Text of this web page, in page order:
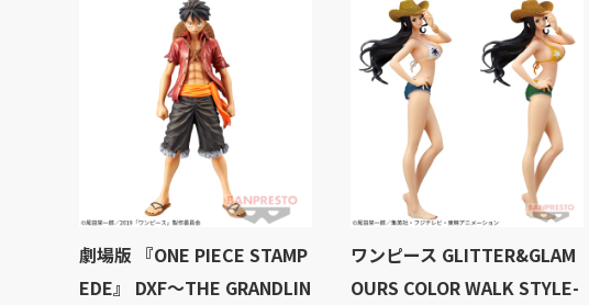
劇場版 『ONE PIECE STAMP
EDE』 DXF～THE GRANDLIN
ワンピース GLITTER&GLAM
OURS COLOR WALK STYLE-